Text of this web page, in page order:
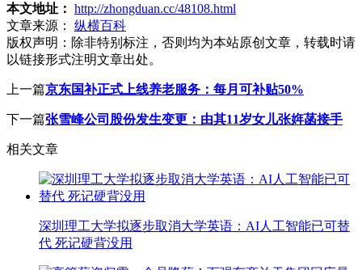
本文地址： http://zhongduan.cc/48108.html
文章来源：
纵横百科
版权声明： 除非特别标注，否则均为本站原创文章，转载时请
以链接形式注明文章出处。
上一篇京东国补正式上线养老服务：每月可补贴50%
下一篇张雪峰公司股份发生变更：由其11岁女儿张姩菡接手
相关文章
深圳理工大学拟逐步取消大学英语：AI人工智能已可替
代 死记硬背没用